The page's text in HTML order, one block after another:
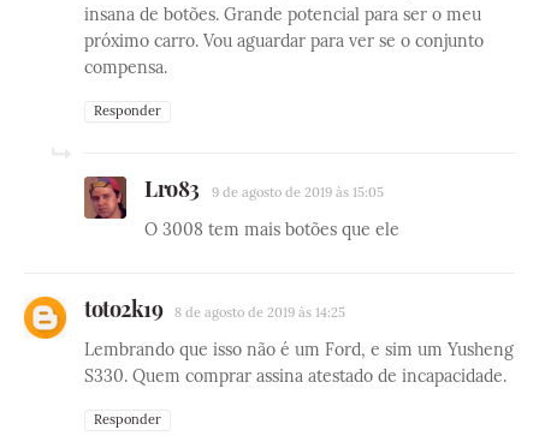
insana de botões. Grande potencial para ser o meu
próximo carro. Vou aguardar para ver se o conjunto
compensa.
Responder
Lro83 9 de agosto de 2019 às 15:05
O 3008 tem mais botões que ele
toto2k19 8 de agosto de 2019 às 14:25
Lembrando que isso não é um Ford, e sim um Yusheng
S330. Quem comprar assina atestado de incapacidade.
Responder